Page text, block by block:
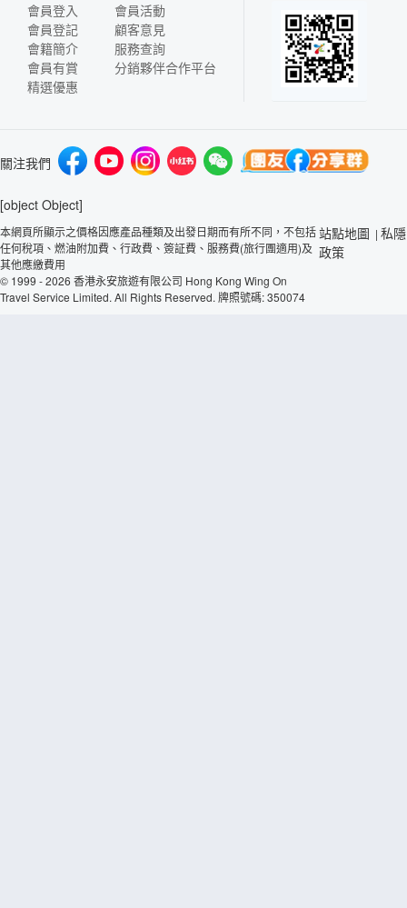
會員登入
會員登記
會籍簡介
會員有賞
精選優惠
會員活動
顧客意見
服務查詢
分銷夥伴合作平台
關注我們
[object Object]
本網頁所顯示之價格因應產品種類及出發日期而有所不同，不包括
任何稅項、燃油附加費、行政費、簽証費、服務費(旅行團適用)及
其他應繳費用
© 1999 - 2026 香港永安旅遊有限公司 Hong Kong Wing On
Travel Service Limited. All Rights Reserved. 牌照號碼: 350074
站點地圖 | 私隱
政策